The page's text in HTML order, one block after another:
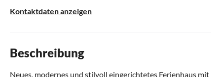
Kontaktdaten anzeigen
Beschreibung
Neues, modernes und stilvoll eingerichtetes Ferienhaus mit